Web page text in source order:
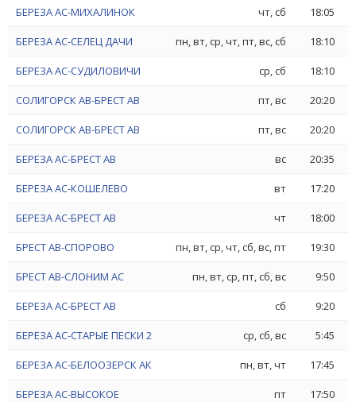
БЕРЕЗА АС-МИХАЛИНОК чт, сб 18:05
БЕРЕЗА АС-СЕЛЕЦ ДАЧИ пн, вт, ср, чт, пт, вс, сб 18:10
БЕРЕЗА АС-СУДИЛОВИЧИ ср, сб 18:10
СОЛИГОРСК АВ-БРЕСТ АВ пт, вс 20:20
СОЛИГОРСК АВ-БРЕСТ АВ пт, вс 20:20
БЕРЕЗА АС-БРЕСТ АВ вс 20:35
БЕРЕЗА АС-КОШЕЛЕВО вт 17:20
БЕРЕЗА АС-БРЕСТ АВ чт 18:00
БРЕСТ АВ-СПОРОВО пн, вт, ср, чт, сб, вс, пт 19:30
БРЕСТ АВ-СЛОНИМ АС пн, вт, ср, пт, сб, вс 9:50
БЕРЕЗА АС-БРЕСТ АВ сб 9:20
БЕРЕЗА АС-СТАРЫЕ ПЕСКИ 2 ср, сб, вс 5:45
БЕРЕЗА АС-БЕЛООЗЕРСК АК пн, вт, чт 17:45
БЕРЕЗА АС-ВЫСОКОЕ пт 17:50